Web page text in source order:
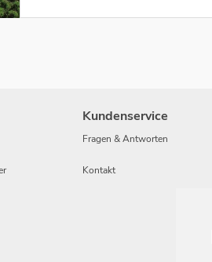
Kundenservice
Fragen & Antworten
Kontakt